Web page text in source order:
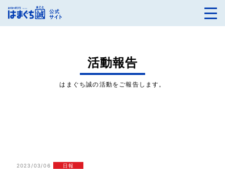
活動報告
はまぐち誠の活動をご報告します。
2023/03/06 日報